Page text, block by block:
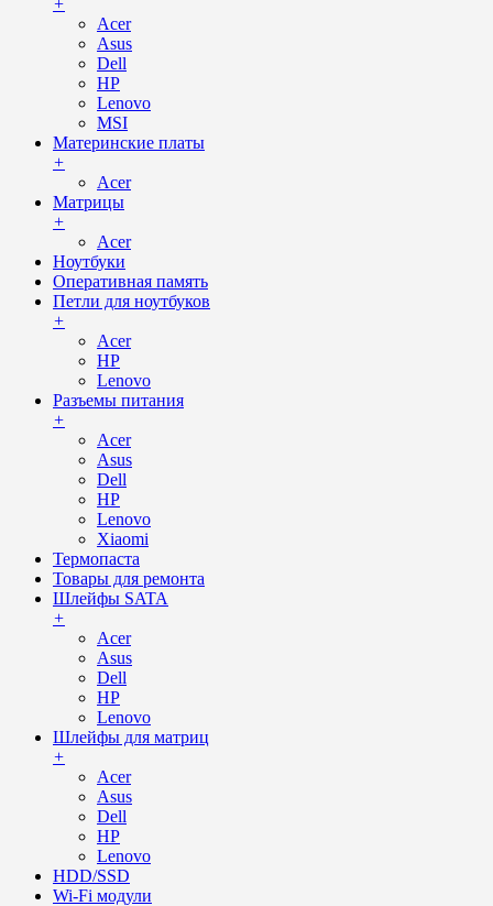
+
Acer
Asus
Dell
HP
Lenovo
MSI
Материнские платы
+
Acer
Матрицы
+
Acer
Ноутбуки
Оперативная память
Петли для ноутбуков
+
Acer
HP
Lenovo
Разъемы питания
+
Acer
Asus
Dell
HP
Lenovo
Xiaomi
Термопаста
Товары для ремонта
Шлейфы SATA
+
Acer
Asus
Dell
HP
Lenovo
Шлейфы для матриц
+
Acer
Asus
Dell
HP
Lenovo
HDD/SSD
Wi-Fi модули